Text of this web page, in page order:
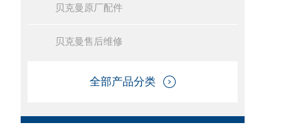
贝克曼原厂配件
贝克曼售后维修
全部产品分类